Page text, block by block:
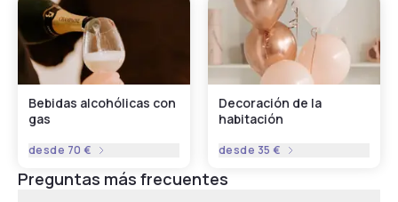
Bebidas alcohólicas con
gas
desde 70 €
Decoración de la
habitación
desde 35 €
Preguntas más frecuentes